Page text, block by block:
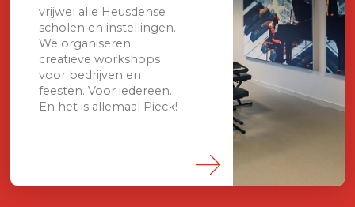
vrijwel alle Heusdense
scholen en instellingen.
We organiseren
creatieve workshops
voor bedrijven en
feesten. Voor iedereen.
En het is allemaal Pieck!